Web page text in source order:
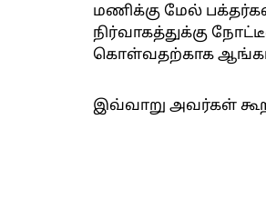
மணிக்கு மேல்
நிர்வாகத்துக்கு
கொள்வதற்காக
இவ்வாறு அவர்கள்